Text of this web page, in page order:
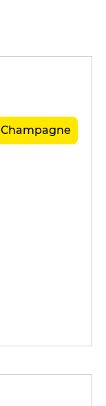
Champagne